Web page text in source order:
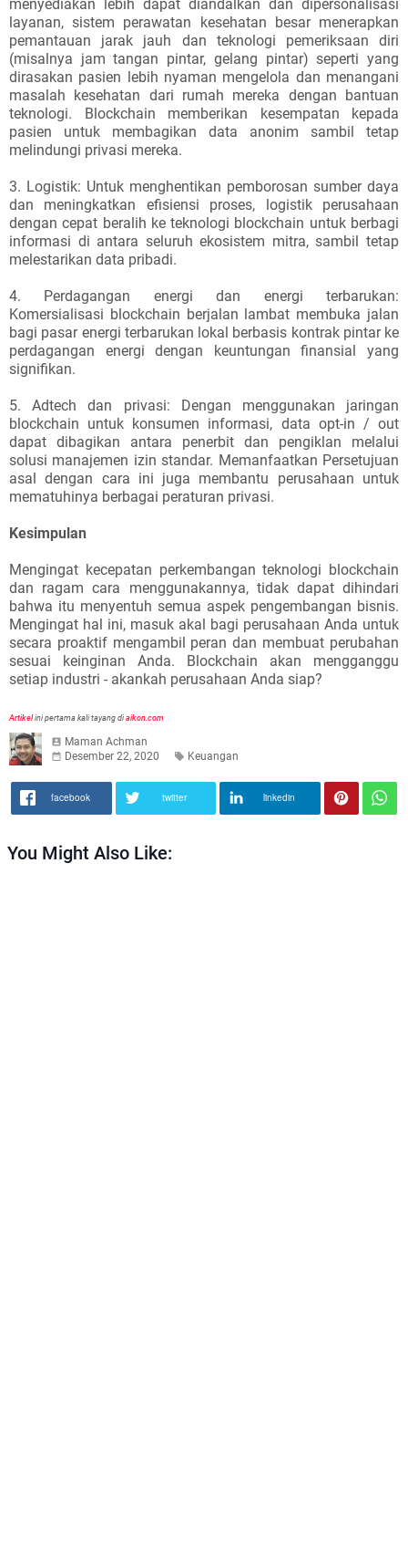
menyediakan lebih dapat diandalkan dan dipersonalisasi
layanan, sistem perawatan kesehatan besar menerapkan
pemantauan jarak jauh dan teknologi pemeriksaan diri
(misalnya jam tangan pintar, gelang pintar) seperti yang
dirasakan pasien lebih nyaman mengelola dan menangani
masalah kesehatan dari rumah mereka dengan bantuan
teknologi. Blockchain memberikan kesempatan kepada
pasien untuk membagikan data anonim sambil tetap
melindungi privasi mereka.
3. Logistik: Untuk menghentikan pemborosan sumber daya
dan meningkatkan efisiensi proses, logistik perusahaan
dengan cepat beralih ke teknologi blockchain untuk berbagi
informasi di antara seluruh ekosistem mitra, sambil tetap
melestarikan data pribadi.
4. Perdagangan energi dan energi terbarukan:
Komersialisasi blockchain berjalan lambat membuka jalan
bagi pasar energi terbarukan lokal berbasis kontrak pintar ke
perdagangan energi dengan keuntungan finansial yang
signifikan.
5. Adtech dan privasi: Dengan menggunakan jaringan
blockchain untuk konsumen informasi, data opt-in / out
dapat dibagikan antara penerbit dan pengiklan melalui
solusi manajemen izin standar. Memanfaatkan Persetujuan
asal dengan cara ini juga membantu perusahaan untuk
mematuhinya berbagai peraturan privasi.
Kesimpulan
Mengingat kecepatan perkembangan teknologi blockchain
dan ragam cara menggunakannya, tidak dapat dihindari
bahwa itu menyentuh semua aspek pengembangan bisnis.
Mengingat hal ini, masuk akal bagi perusahaan Anda untuk
secara proaktif mengambil peran dan membuat perubahan
sesuai keinginan Anda. Blockchain akan mengganggu
setiap industri - akankah perusahaan Anda siap?
Artikelini pertama kali tayang di aikon.com
Maman Achman
Desember 22, 2020
Keuangan
facebook twitter linkedin
You Might Also Like: